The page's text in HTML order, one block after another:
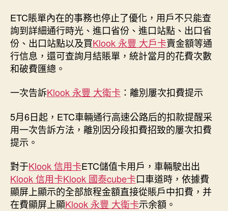
ETC賬單內在的事務也停止了優化，用戶不只能查
詢到詳細通行時光、進口省份、進口站點、出口省
份、出口站點以及買Klook 永豐 大戶卡賣金額等通
行信息，還可查詢月結賬單，統計當月的花費次數
和破費匯總。
一次告訴Klook 永豐 大衛卡 ：離別屢次扣費提示
5月6日起，ETC車輛通行高速公路后的扣款提醒采
用一次告訴方法，離別因分段扣費招致的屢次扣費
提示。
對于Klook 信用卡ETC儲值卡用戶，車輛駛出出
Klook 信用卡Klook 國泰cube卡口車道時，依據費
顯屏上顯示的全部旅程金額直接從賬戶中扣費，并
在費顯屏上顯Klook 永豐 大衛卡示余額。